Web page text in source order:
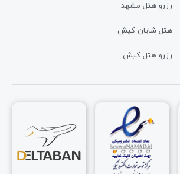
رزرو هتل مشهد
هتل شایان کیش
رزرو هتل کیش